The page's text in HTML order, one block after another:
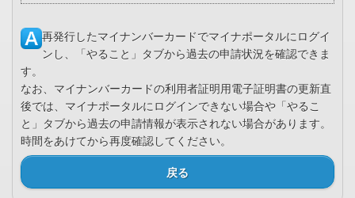
再発行したマイナンバーカードでマイナポータルにログイ
ンし、「やること」タブから過去の申請状況を確認できま
す。
なお、マイナンバーカードの利用者証明用電子証明書の更新直
後では、マイナポータルにログインできない場合や「やるこ
と」タブから過去の申請情報が表示されない場合があります。
時間をあけてから再度確認してください。
戻る